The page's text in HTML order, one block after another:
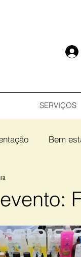
SERVIÇOS
Bem